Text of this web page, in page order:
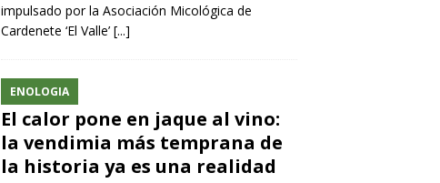
impulsado por la Asociación Micológica de
Cardenete ‘El Valle’ [...]
ENOLOGIA
El calor pone en jaque al vino:
la vendimia más temprana de
la historia ya es una realidad